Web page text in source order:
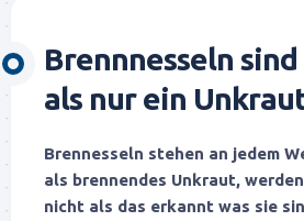
Brennnesseln
als nur ein
Brennesseln stehen an jedem
als brennendes Unkraut,
nicht als das erkannt was sie